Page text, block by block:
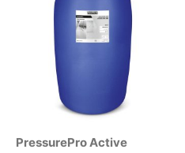
PressurePro Active